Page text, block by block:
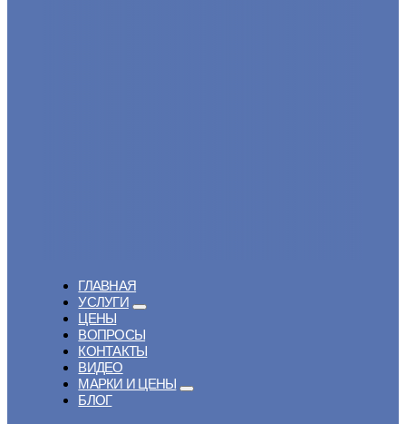
ГЛАВНАЯ
УСЛУГИ
ЦЕНЫ
ВОПРОСЫ
КОНТАКТЫ
ВИДЕО
МАРКИ И ЦЕНЫ
БЛОГ